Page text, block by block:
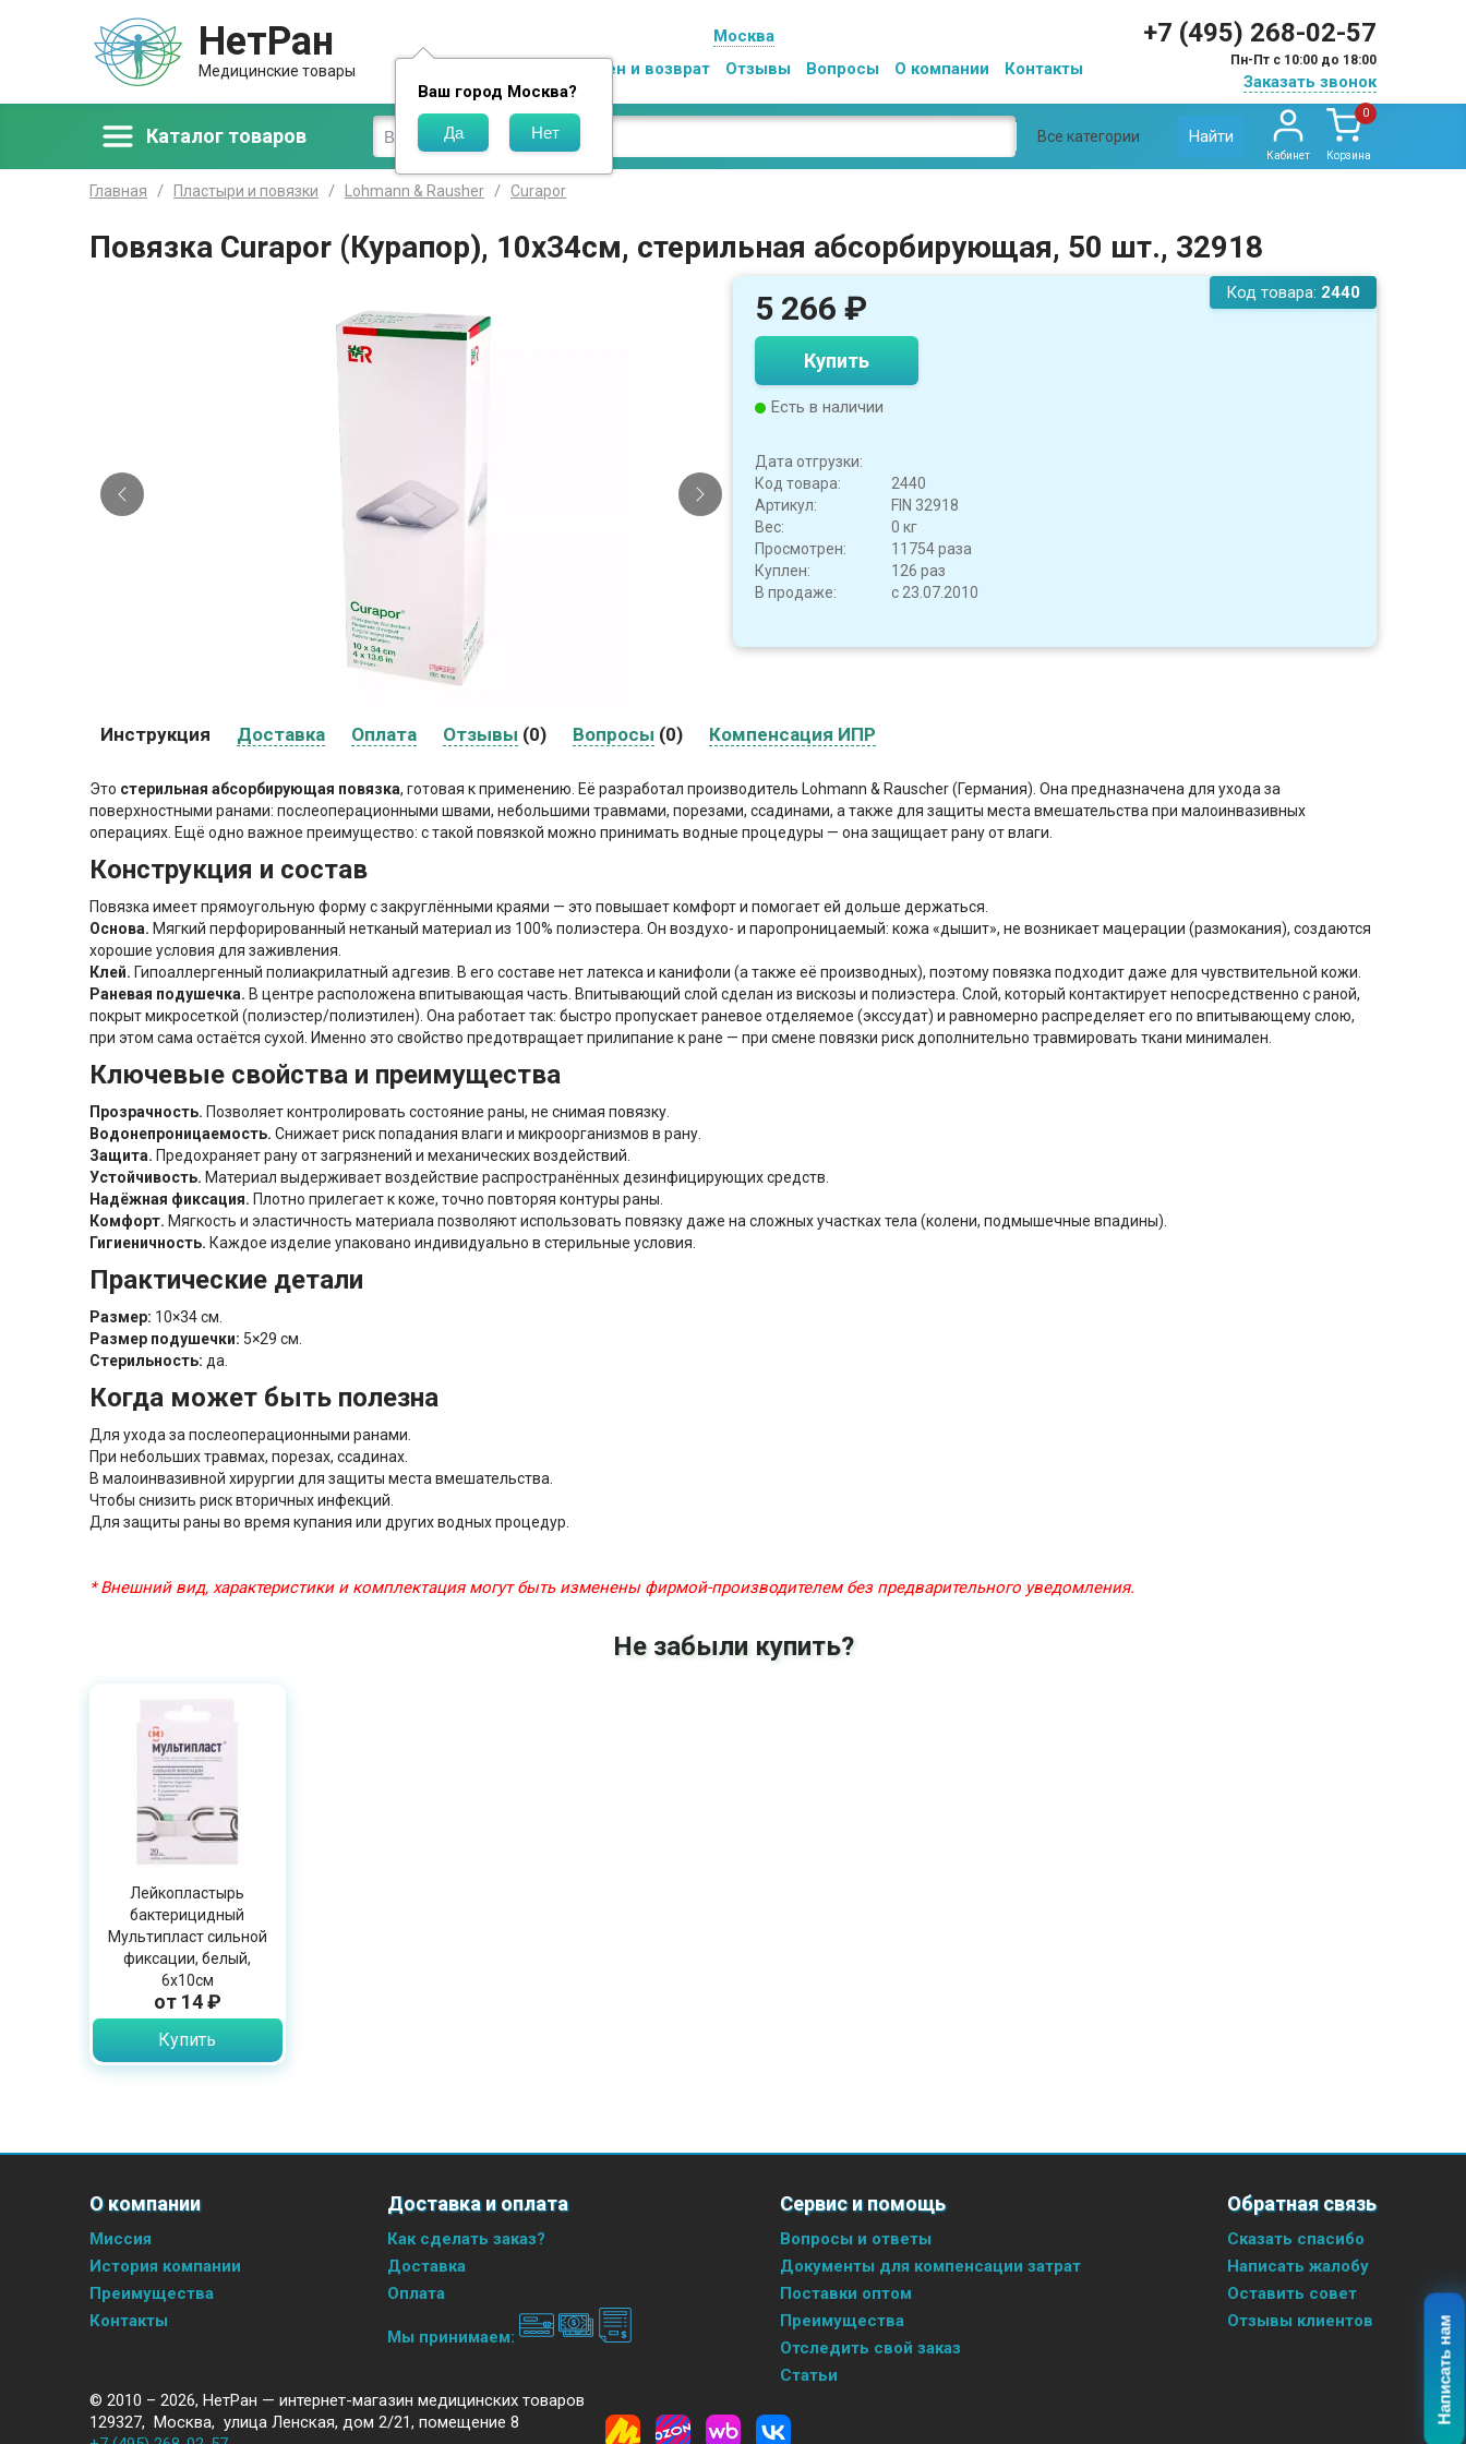
НетРан
Медицинские товары
Москва
Ваш город Москва?
Обмен и возврат Отзывы Вопросы О компании Контакты
+7 (495) 268-02-57
Пн-Пт с 10:00 до 18:00
Заказать звонок
Каталог товаров Все категории Найти
Кабинет
0
Корзина
Главная Пластыри и повязки Lohmann & Rausher Curapor
Повязка Curapor (Курапор), 10х34см, стерильная абсорбирующая, 50 шт., 32918
Код товара: 2440
5 266 ₽
Купить
Есть в наличии
Дата отгрузки:
Код товара:
2440
Артикул:
FIN 32918
Вес:
0 кг
Просмотрен:
11754 раза
Куплен:
126 раз
В продаже:
с 23.07.2010
Инструкция Доставка Оплата Отзывы (0) Вопросы (0) Компенсация ИПР
Это стерильная абсорбирующая повязка, готовая к применению. Её разработал производитель Lohmann & Rauscher (Германия). Она предназначена для ухода за
поверхностными ранами: послеоперационными швами, небольшими травмами, порезами, ссадинами, а также для защиты места вмешательства при малоинвазивных
операциях. Ещё одно важное преимущество: с такой повязкой можно принимать водные процедуры — она защищает рану от влаги.
Конструкция и состав
Повязка имеет прямоугольную форму с закруглёнными краями — это повышает комфорт и помогает ей дольше держаться.
Основа. Мягкий перфорированный нетканый материал из 100% полиэстера. Он воздухо- и паропроницаемый: кожа «дышит», не возникает мацерации (размокания), создаются
хорошие условия для заживления.
Клей. Гипоаллергенный полиакрилатный адгезив. В его составе нет латекса и канифоли (а также её производных), поэтому повязка подходит даже для чувствительной кожи.
Раневая подушечка. В центре расположена впитывающая часть. Впитывающий слой сделан из вискозы и полиэстера. Слой, который контактирует непосредственно с раной,
покрыт микросеткой (полиэстер/полиэтилен). Она работает так: быстро пропускает раневое отделяемое (экссудат) и равномерно распределяет его по впитывающему слою,
при этом сама остаётся сухой. Именно это свойство предотвращает прилипание к ране — при смене повязки риск дополнительно травмировать ткани минимален.
Ключевые свойства и преимущества
Прозрачность. Позволяет контролировать состояние раны, не снимая повязку.
Водонепроницаемость. Снижает риск попадания влаги и микроорганизмов в рану.
Защита. Предохраняет рану от загрязнений и механических воздействий.
Устойчивость. Материал выдерживает воздействие распространённых дезинфицирующих средств.
Надёжная фиксация. Плотно прилегает к коже, точно повторяя контуры раны.
Комфорт. Мягкость и эластичность материала позволяют использовать повязку даже на сложных участках тела (колени, подмышечные впадины).
Гигиеничность. Каждое изделие упаковано индивидуально в стерильные условия.
Практические детали
Размер: 10×34 см.
Размер подушечки: 5×29 см.
Стерильность: да.
Когда может быть полезна
Для ухода за послеоперационными ранами.
При небольших травмах, порезах, ссадинах.
В малоинвазивной хирургии для защиты места вмешательства.
Чтобы снизить риск вторичных инфекций.
Для защиты раны во время купания или других водных процедур.
* Внешний вид, характеристики и комплектация могут быть изменены фирмой-производителем без предварительного уведомления.
Не забыли купить?
Лейкопластырь
бактерицидный
Мультипласт сильной
фиксации, белый,
6х10см
от 14 ₽
Купить
О компании
Миссия
История компании
Преимущества
Контакты
Доставка и оплата
Как сделать заказ?
Доставка
Оплата
Мы принимаем:
Сервис и помощь
Вопросы и ответы
Документы для компенсации затрат
Поставки оптом
Преимущества
Отследить свой заказ
Статьи
Обратная связь
Сказать спасибо
Написать жалобу
Оставить совет
Отзывы клиентов
© 2010 – 2026, НетРан — интернет-магазин медицинских товаров
129327, Москва, улица Ленская, дом 2/21, помещение 8
Написать нам